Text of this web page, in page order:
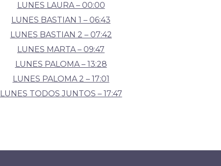
LUNES LAURA – 00:00
LUNES BASTIAN 1 – 06:43
LUNES BASTIAN 2 – 07:42
LUNES MARTA – 09:47
LUNES PALOMA – 13:28
LUNES PALOMA 2 – 17:01
LUNES TODOS JUNTOS – 17:47